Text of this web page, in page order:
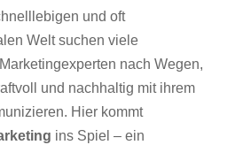
und oft
Welt suchen viele
nach Wegen,
und nachhaltig mit ihrem
Hier kommt
ins Spiel – ein